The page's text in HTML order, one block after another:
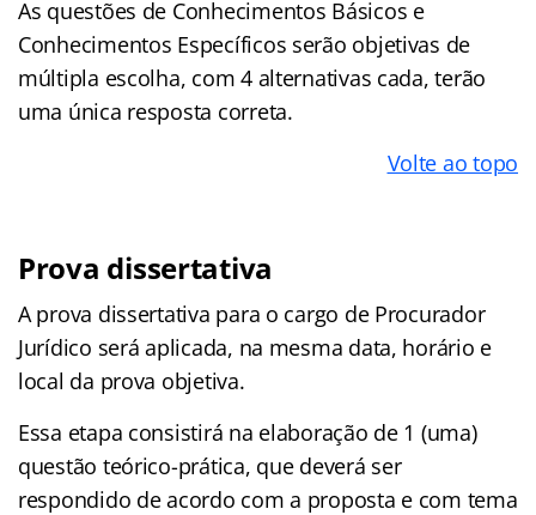
As questões de Conhecimentos Básicos e
Conhecimentos Específicos serão objetivas de
múltipla escolha, com 4 alternativas cada, terão
uma única resposta correta.
Volte ao topo
Prova dissertativa
A prova dissertativa para o cargo de Procurador
Jurídico será aplicada, na mesma data, horário e
local da prova objetiva.
Essa etapa consistirá na elaboração de 1 (uma)
questão teórico-prática, que deverá ser
respondido de acordo com a proposta e com tema